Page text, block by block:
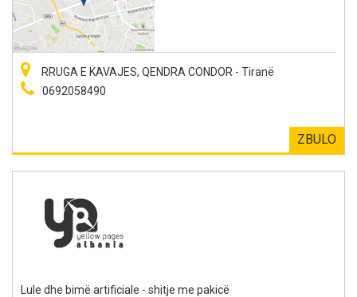
RRUGA E KAVAJES, QENDRA CONDOR - Tiranë
0692058490
ZBULO
Lule dhe bimë artificiale - shitje me pakicë